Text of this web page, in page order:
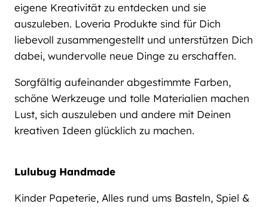
eigene Kreativität zu entdecken und sie
auszuleben. Loveria Produkte sind für Dich
liebevoll zusammengestellt und unterstützen Dich
dabei, wundervolle neue Dinge zu erschaffen.
Sorgfältig aufeinander abgestimmte Farben,
schöne Werkzeuge und tolle Materialien machen
Lust, sich auszuleben und andere mit Deinen
kreativen Ideen glücklich zu machen.
Lulubug Handmade
Kinder Papeterie, Alles rund ums Basteln, Spiel &